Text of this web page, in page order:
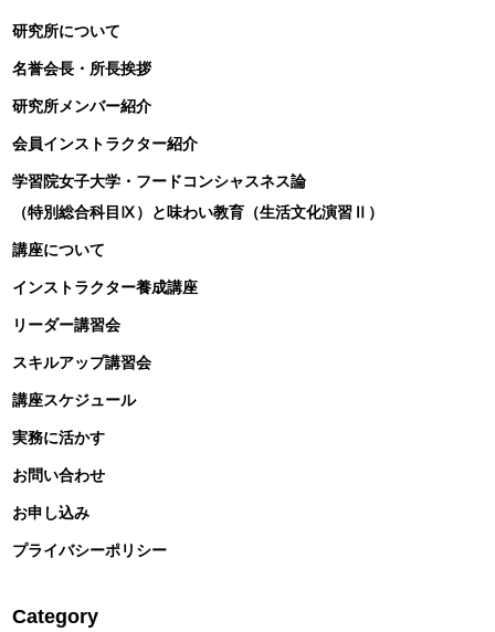
研究所について
名誉会長・所長挨拶
研究所メンバー紹介
会員インストラクター紹介
学習院女子大学・フードコンシャスネス論
（特別総合科目Ⅸ）と味わい教育（生活文化演習Ⅱ）
講座について
インストラクター養成講座
リーダー講習会
スキルアップ講習会
講座スケジュール
実務に活かす
お問い合わせ
お申し込み
プライバシーポリシー
Category